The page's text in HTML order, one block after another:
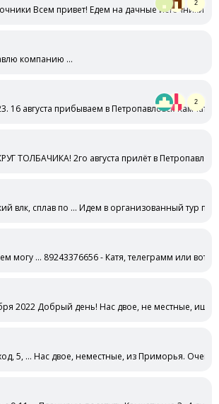
Всем привет! Едем на дачные источники +
2
компанию …
16 августа прибываем в Петропавловск-
2
ТОЛБАЧИКА! 2го августа прилёт в
влк, сплав по … Идем в организованный тур по
могу … 89243376656 - Катя, телеграмм или вотс
2022 Добрый день! Нас двое, не местные,
5, … Нас двое, неместные, из Приморья. Очень